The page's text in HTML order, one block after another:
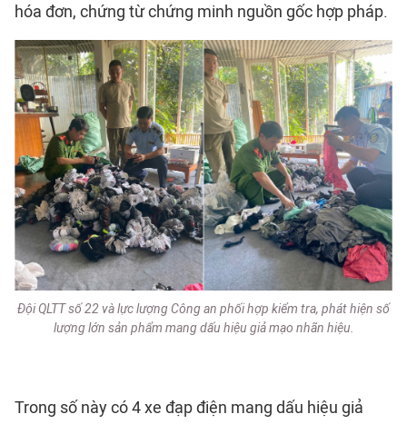
hóa đơn, chứng từ chứng minh nguồn gốc hợp pháp.
Đội QLTT số 22 và lực lượng Công an phối hợp kiểm tra, phát hiện số
lượng lớn sản phẩm mang dấu hiệu giả mạo nhãn hiệu.
Trong số này có 4 xe đạp điện mang dấu hiệu giả